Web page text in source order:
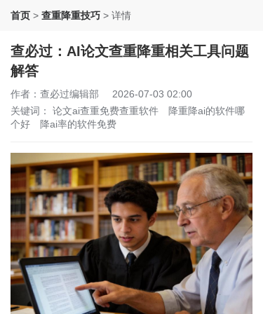
首页 > 查重降重技巧 > 详情
查必过：AI论文查重降重相关工具问题
解答
作者：查必过编辑部
2026-07-03 02:00
关键词： 论文ai查重免费查重软件
降重降ai的软件哪
个好
降ai率的软件免费